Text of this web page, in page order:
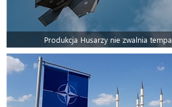
Produkcja Husarzy nie zwalnia tempa